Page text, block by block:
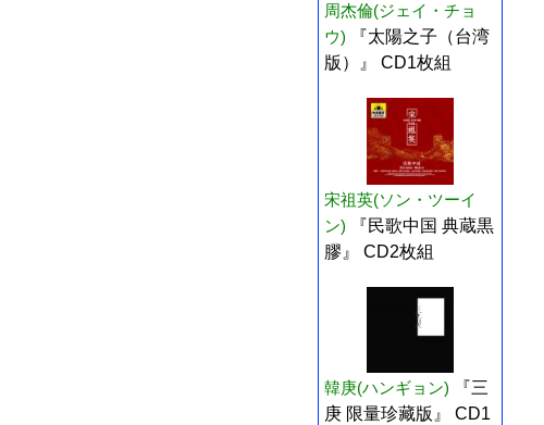
周杰倫(ジェイ・チョ
ウ)
『太陽之子（台湾
版）』 CD1枚組
宋祖英(ソン・ツーイ
ン)
『民歌中国 典蔵黒
膠』 CD2枚組
韓庚(ハンギョン)
『三
庚 限量珍藏版』 CD1